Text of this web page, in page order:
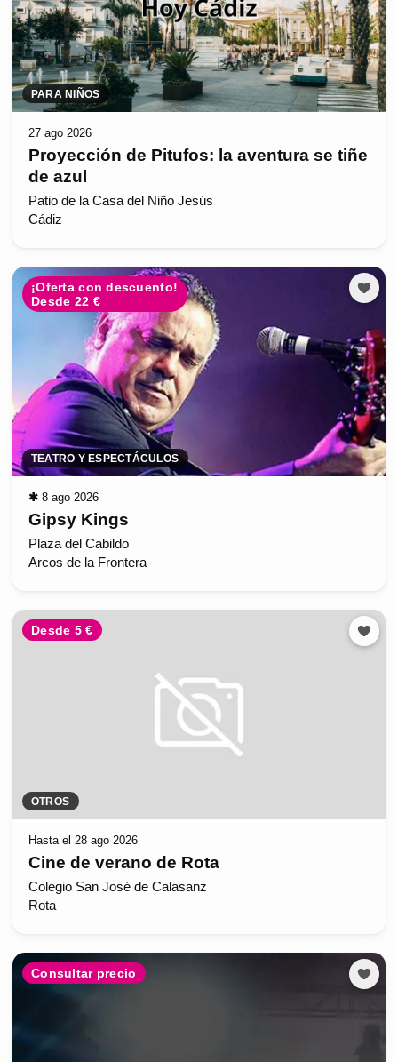
PARA NIÑOS
27 ago 2026
Proyección de Pitufos: la aventura se tiñe
de azul
Patio de la Casa del Niño Jesús
Cádiz
¡Oferta con descuento!
Desde 22 €
TEATRO Y ESPECTÁCULOS
✱ 8 ago 2026
Gipsy Kings
Plaza del Cabildo
Arcos de la Frontera
Desde 5 €
OTROS
Hasta el 28 ago 2026
Cine de verano de Rota
Colegio San José de Calasanz
Rota
Consultar precio